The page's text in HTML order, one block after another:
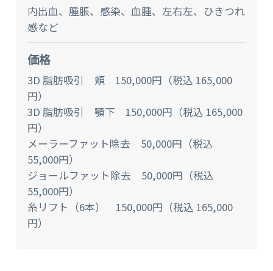
内出血、腫脹、感染、血腫、左右左、ひきつれ
感など
価格
3D 脂肪吸引 頬 150,000円（税込 165,000
円）
3D 脂肪吸引 顎下 150,000円（税込 165,000
円）
メーラーファット除去 50,000円（税込
55,000円）
ジョールファット除去 50,000円（税込
55,000円）
糸リフト（6本） 150,000円（税込 165,000
円）